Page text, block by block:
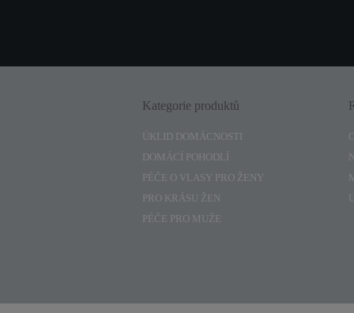
Kategorie produktů
ÚKLID DOMÁCNOSTI
DOMÁCÍ POHODLÍ
PÉČE O VLASY PRO ŽENY
PRO KRÁSU ŽEN
PÉČE PRO MUŽE